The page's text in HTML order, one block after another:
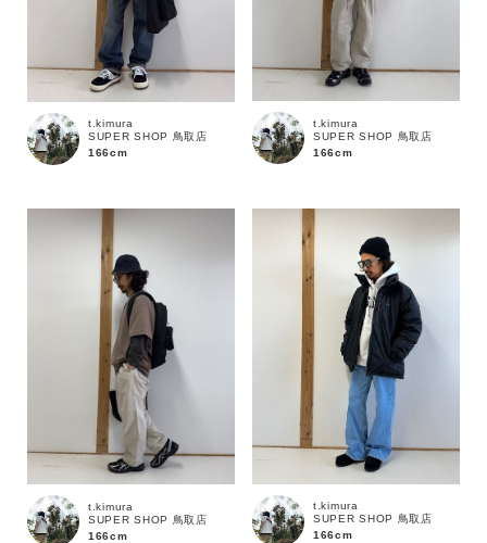
カラー
t.kimura
SUPER SHOP 鳥取店
166cm
t.kimura
SUPER SHOP 鳥取店
166cm
t.kimura
SUPER SHOP 鳥取店
166cm
t.kimura
SUPER SHOP 鳥取店
166cm